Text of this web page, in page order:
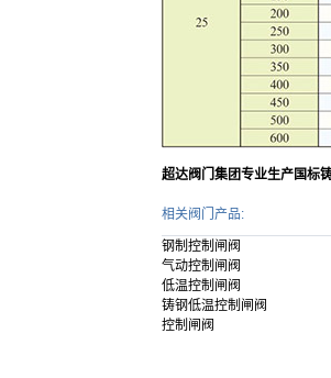
超达阀门集团专业生产国标
相关阀门产品:
钢制控制闸阀
气动控制闸阀
低温控制闸阀
铸钢低温控制闸阀
控制闸阀